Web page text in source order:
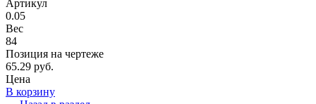
Артикул
0.05
Вес
84
Позиция на чертеже
65.29 руб.
Цена
В корзину